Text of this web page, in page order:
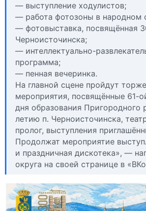
— выступление ходулистов;
— работа фотозоны в народном
— фотовыставка, посвящённая
Черноисточинска;
— интеллектуально-
программа;
— пенная вечеринка.
На главной сцене пройдут
мероприятия, посвящённые 61-
дня образования Пригородного
летию п. Черноисточинска,
пролог, выступления
Продолжат мероприятие
и праздничная дискотека», —
округа на своей странице в